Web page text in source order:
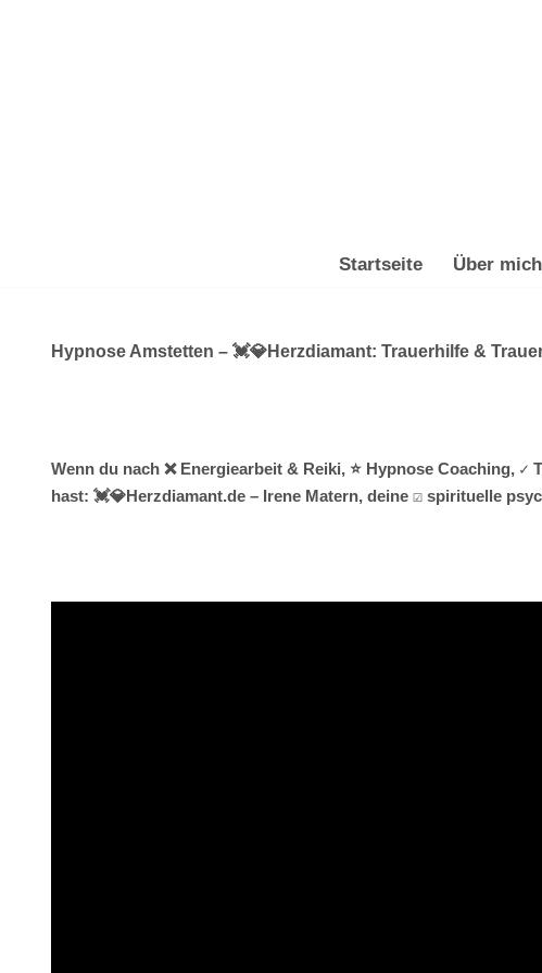
Startseite Über mich
Hypnose Amstetten – 💓️💎Herzdiamant: Trauerhilfe &
Wenn du nach ❌ Energiearbeit & Reiki, ⭐ Hypnose Coaching,
hast: 💓️💎Herzdiamant.de – Irene Matern, deine ☑️ spirituelle